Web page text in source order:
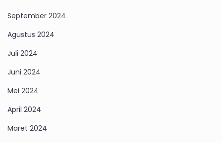
September 2024
Agustus 2024
Juli 2024
Juni 2024
Mei 2024
April 2024
Maret 2024